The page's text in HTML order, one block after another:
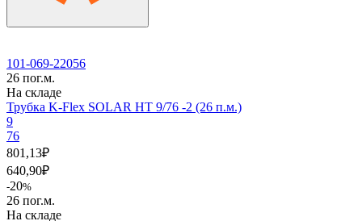
101-069-22056
26 пог.м.
На складе
Трубка K-Flex SOLAR HT 9/76 -2 (26 п.м.)
9
76
801,13₽
640,90₽
-20%
26 пог.м.
На складе